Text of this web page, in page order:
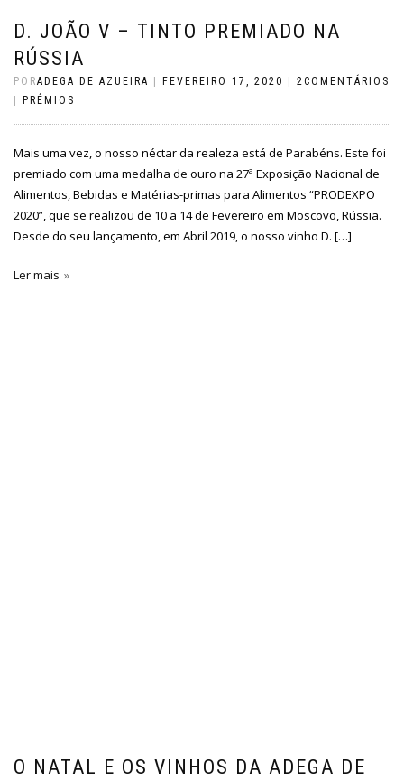
D. JOÃO V – TINTO PREMIADO NA
RÚSSIA
PORADEGA DE AZUEIRA FEVEREIRO 17, 2020
2COMENTÁRIOS
PRÉMIOS
Mais uma vez, o nosso néctar da realeza está de Parabéns. Este foi
premiado com uma medalha de ouro na 27ª Exposição Nacional de
Alimentos, Bebidas e Matérias-primas para Alimentos “PRODEXPO
2020”, que se realizou de 10 a 14 de Fevereiro em Moscovo, Rússia.
Desde do seu lançamento, em Abril 2019, o nosso vinho D. […]
Ler mais
O NATAL E OS VINHOS DA ADEGA DE